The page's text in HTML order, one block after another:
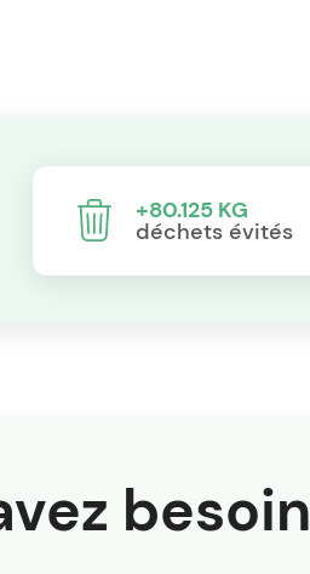
+80.125 KG
déchets évités